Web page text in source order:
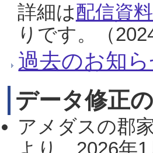
詳細は配信資
りです。（
過去のお知
データ修正
アメダスの郡
より、2026年